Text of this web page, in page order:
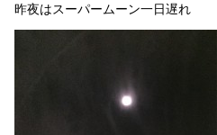
昨夜はスーパームーン一日遅れ